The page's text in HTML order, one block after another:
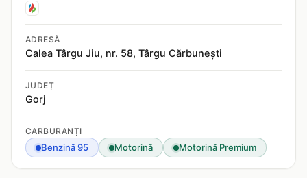
ADRESĂ
Calea Târgu Jiu, nr. 58, Târgu Cărbunești
JUDEȚ
Gorj
CARBURANȚI
Benzină 95 Motorină Motorină Premium